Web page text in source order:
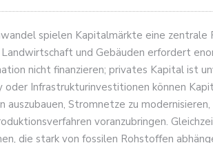
spielen Kapitalmärkte eine zentrale
und Gebäuden erfordert
nicht finanzieren; privates Kapital ist
oder Infrastrukturinvestitionen können
Stromnetze zu
voranzubringen.
die stark von fossilen Rohstoffen